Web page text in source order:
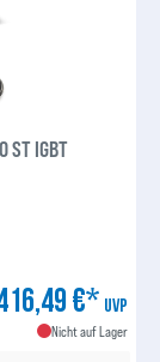
ST IGBT
€* UVP
Nicht auf Lager